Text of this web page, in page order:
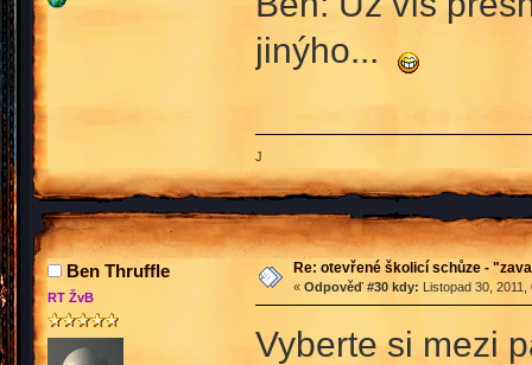
jinýho...
J
Ben Thruffle
RT ŽvB
Re: otevřené školicí schůze -
« Odpověď #30 kdy: Listopad 30,
Vyberte si mezi